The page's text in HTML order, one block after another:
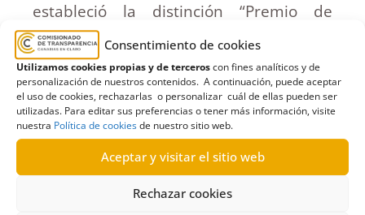
Consentimiento de cookies
Utilizamos cookies propias y de terceroscon fines analíticos y de
personalización de nuestros contenidos. A continuación, puede aceptar
el uso de cookies, rechazarlas o personalizar cuál de ellas pueden ser
utilizadas. Para editar sus preferencias o tener más información, visite
nuestra Política de cookiesde nuestro sitio web.
Aceptar y visitar el sitio web
Rechazar cookies
estableció la distinción “Premio de
Excelencia a la Transparencia Digital en
Canarias” y el distintivo digital “Sello de
Calidad a la Transparencia Digital en
Canarias” mediante resolución de 14 de
noviembre (Boletín Oficial del
Parlamento de Canarias núm. 135, de
14/11/2019), con el fin de reconocer las
mejores prácticas en la carga y